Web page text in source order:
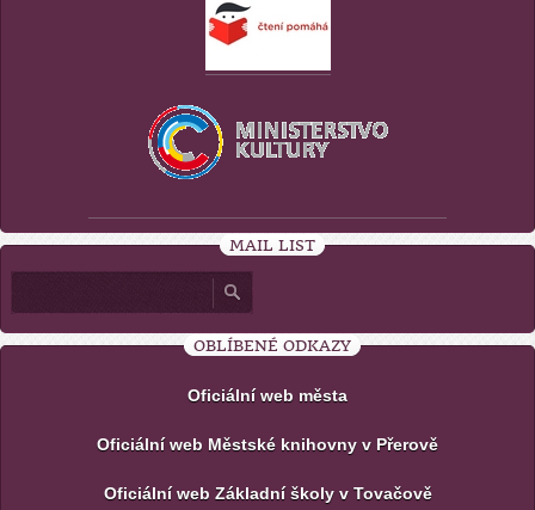
MAIL LIST
OBLÍBENÉ ODKAZY
Oficiální web města
Oficiální web Městské knihovny v Přerově
Oficiální web Základní školy v Tovačově